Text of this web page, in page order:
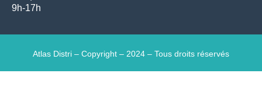
9h-17h
Atlas Distri – Copyright – 2024 – Tous droits réservés